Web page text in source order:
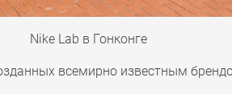
Nike Lab в Гонконге
всемирно известным